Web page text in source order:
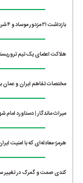
بازداشت ۲۱ مزدور موساد و ۴ شرور مسلح توسط وزارت اطلاعات
هلاکت اعضای یک تیم
مختصات تفاهم ایران و عمان
میراث ماندگار | دستاورد امام
هرمز؛ معادله‌ای که با امنیت
کندی صمت و گمرک در تغییر